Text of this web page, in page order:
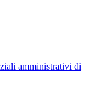
amministrativi di